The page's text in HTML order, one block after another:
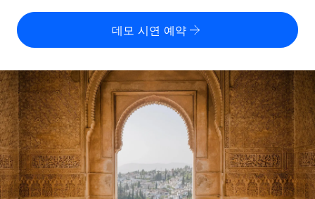
PEO
복잡한 고용 업무를 아웃소싱
인프라
Remote 통합
HR을 워크플로에 매끄럽게 통합
Remote와 다른 솔루션 비교
다른 업체들과 비교해보기
성장 단계
스타트업
성장하는 기업을 위한 민첩한 글로벌 HR 및 급여 솔루션
중견기업
맞춤형 HR 솔루션으로 팀 확장
국가별 총 인건비 계산
글로벌 계약직을 위한 통화 옵션과 지급 소요 시간 확인
REMOTE와 함께 배우기
리서치 및 가이드
사례 연구
한국어
English
Nederlands
Français
Deutsch
Español
로그인
데모 시연 예약